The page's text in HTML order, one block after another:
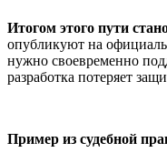
Итогом этого пути
опубликуют на
нужно своевременно
разработка потеряет
Пример из судебной